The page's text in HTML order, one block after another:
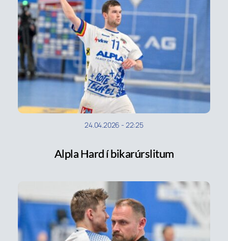
24.04.2026 - 22:25
Alpla Hard í bikarúrslitum